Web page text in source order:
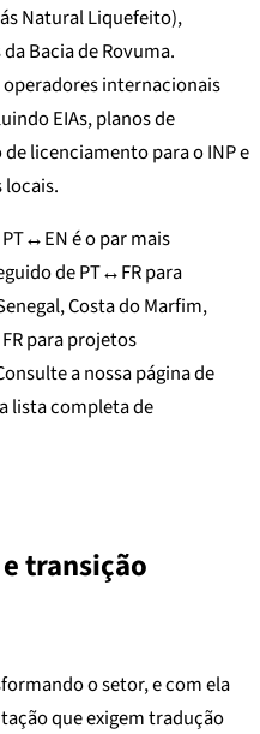
Natural Liquefeito),
Bacia de Rovuma.
internacionais
EIAs, planos de
licenciamento para o INP e
PT↔EN é o par mais
de PT↔FR para
Costa do Marfim,
para projetos
a nossa página de
lista completa de
transição
o setor, e com ela
que exigem tradução